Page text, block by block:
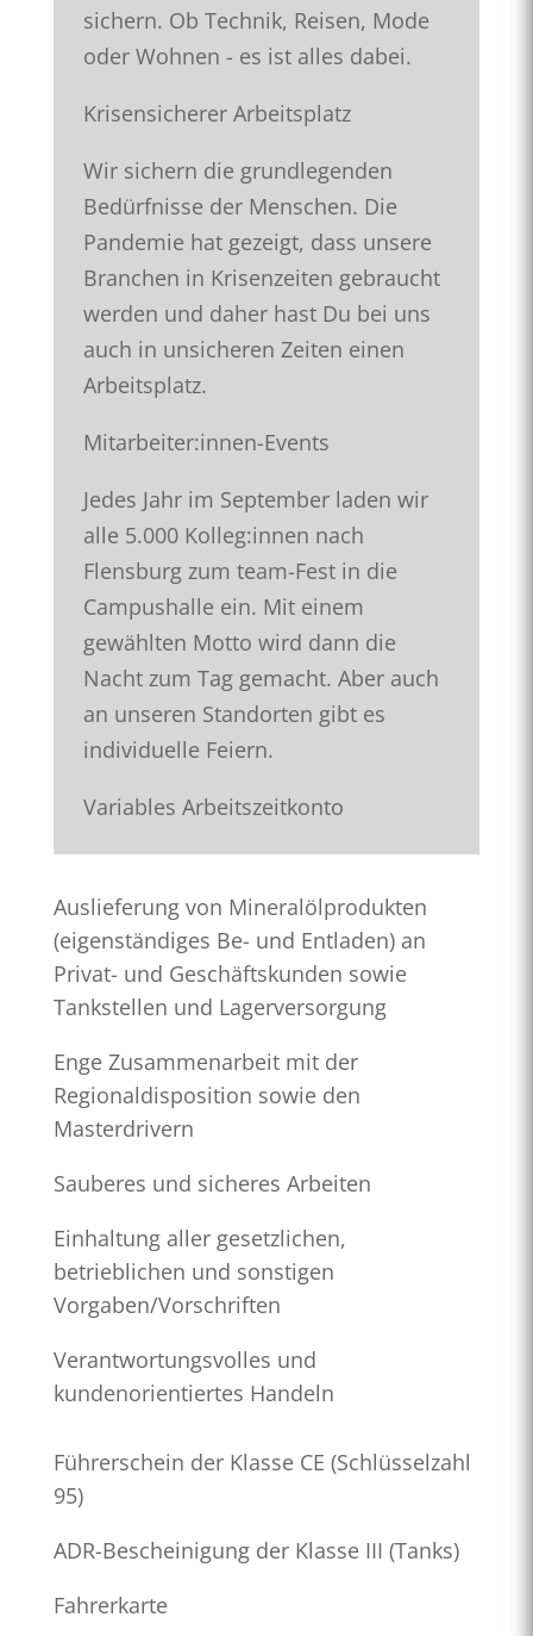
sichern. Ob Technik, Reisen, Mode
oder Wohnen - es ist alles dabei.
Krisensicherer Arbeitsplatz
Wir sichern die grundlegenden
Bedürfnisse der Menschen. Die
Pandemie hat gezeigt, dass unsere
Branchen in Krisenzeiten gebraucht
werden und daher hast Du bei uns
auch in unsicheren Zeiten einen
Arbeitsplatz.
Mitarbeiter:innen-Events
Jedes Jahr im September laden wir
alle 5.000 Kolleg:innen nach
Flensburg zum team-Fest in die
Campushalle ein. Mit einem
gewählten Motto wird dann die
Nacht zum Tag gemacht. Aber auch
an unseren Standorten gibt es
individuelle Feiern.
Variables Arbeitszeitkonto
Auslieferung von Mineralölprodukten
(eigenständiges Be- und Entladen) an
Privat- und Geschäftskunden sowie
Tankstellen und Lagerversorgung
Enge Zusammenarbeit mit der
Regionaldisposition sowie den
Masterdrivern
Sauberes und sicheres Arbeiten
Einhaltung aller gesetzlichen,
betrieblichen und sonstigen
Vorgaben/Vorschriften
Verantwortungsvolles und
kundenorientiertes Handeln
Führerschein der Klasse CE (Schlüsselzahl
95)
ADR-Bescheinigung der Klasse III (Tanks)
Fahrerkarte